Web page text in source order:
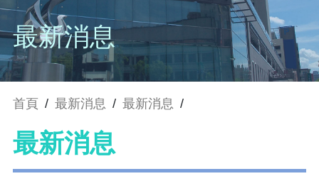
最新消息
首頁 / 最新消息 / 最新消息 /
最新消息